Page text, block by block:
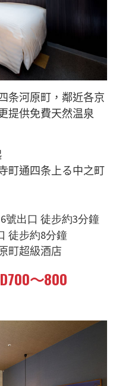
条河原町，鄰近各京
提供免費天然温泉
町通四条上る中之町
號出口 徒步約3分鐘
徒步約8分鐘
町超級酒店
～800